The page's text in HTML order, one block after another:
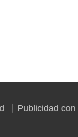
Publicidad